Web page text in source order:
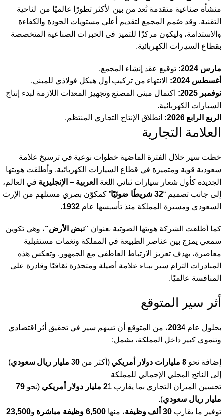
منشأة صناعية متقدمة تُعد من بين الأكثر تطورًا عالميًا من الناحية
التقنية. وقد صُمم المجمع لتقديم أعلى مستويات الجودة والكفاءة
والاستدامة، وليكون مركزًا للتميز في الخبرات الصناعية المتخصصة
بقطاع السيارات الكهربائية.
مارس 2024:
توقيع عقد إنشاء المجمع.
أغسطس 2024:
الانتهاء من تركيب أول هيكل فولاذي للمبنى.
نوفمبر 2025:
اكتمال مبنى المصنع وتجهيز المعدات اللازمة لبدء إنتاج
السيارات الكهربائية.
الربع الرابع 2026:
انطلاق الإنتاج التجاري المنتظم.
العلامة التجارية
خطت سير خلال الفترة الماضية خطوات نوعية في ترسيخ علامة
سعودية قوية ومتميزة في قطاع السيارات الكهربائية. وأطلقت هويتها
الجديدة كأول شعار سيارات ثنائي اللغة العربية – الإنجليزية في العالم،
إلى جانب تصميم “32 شريطًا ضوئيًا
” كمكوّن بصري مستلهم من الإرث
السعودي ومسيرة المملكة منذ تأسيسها عام 1932
.
كما أطلقت الشركة هويتها الصوتية بعنوان “نبض الأرض”، وهي تكوين
سمعي يمزج بين عناصر الطبيعة في المملكة ونغمات مستقبلية
معاصرة، بهدف تعزيز الارتباط العاطفي مع الجمهور. وتعكس هذه
المبادرات التزام سير ببناء علامة أصيلة ومتجذرة ثقافيًا وقادرة على
المنافسة عالميًا.
أثر سير المتوقع
بحلول عام 2034، من المتوقع أن تسهم سير في تحقيق أثر اقتصادي
وتنموي كبير داخل المملكة، يشمل:
إضافة نحو 8 مليارات دولار أمريكي (أكثر من 30 مليار ريال سعودي
)
إلى الناتج المحلي الإجمالي للمملكة.
تحسين الميزان التجاري بما يقارب 21 مليار دولار أمريكي (نحو 79
مليار ريال سعودي).
توفير ما يقارب 30 ألف وظيفة ، منها 6,500 وظيفة مباشرة و23,500